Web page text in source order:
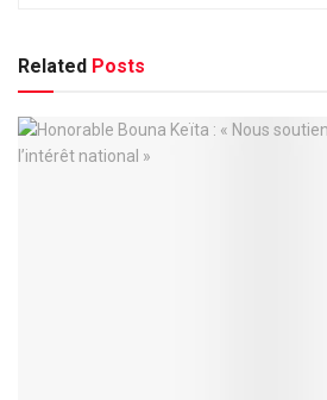
Related Posts